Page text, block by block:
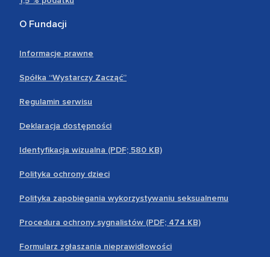
O Fundacji
Informacje prawne
Spółka “Wystarczy Zacząć”
Regulamin serwisu
Deklaracja dostępności
Identyfikacja wizualna (PDF; 580 KB)
Polityka ochrony dzieci
Polityka zapobiegania wykorzystywaniu seksualnemu
Procedura ochrony sygnalistów (PDF; 474 KB)
Formularz zgłaszania nieprawidłowości